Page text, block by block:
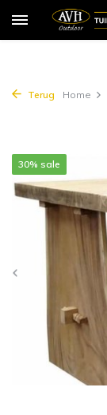
Terug Home
30% sale